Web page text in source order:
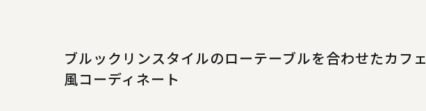
ブルックリンスタイルのローテーブルを合わせたカフェ
風コーディネート